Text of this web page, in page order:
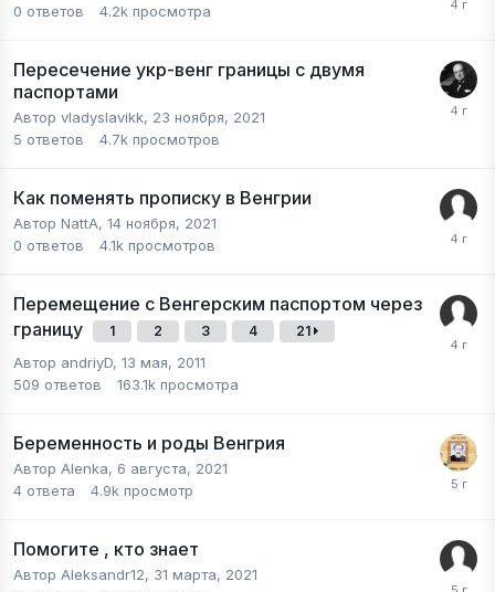
0 ответов 4.2k просмотра
Пересечение укр-венг границы с двумя
паспортами
Автор vladyslavikk, 23 ноября, 2021
5 ответов 4.7k просмотров
Как поменять прописку в Венгрии
Автор NattA, 14 ноября, 2021
0 ответов 4.1k просмотров
Перемещение с Венгерским паспортом через
границу
1 2 3 4 21
Автор andriyD, 13 мая, 2011
509 ответов 163.1k просмотра
Беременность и роды Венгрия
Автор Alenka, 6 августа, 2021
4 ответа 4.9k просмотр
Помогите , кто знает
Автор Aleksandr12, 31 марта, 2021